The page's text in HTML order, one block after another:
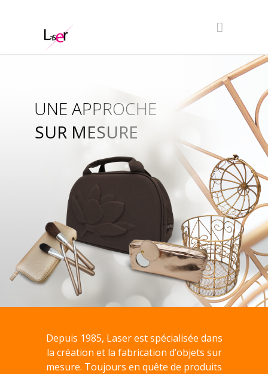
SUR MESURE
UNE APPROCHE
Depuis 1985, Laser est spécialisée dans
la création et la fabrication d’objets sur
mesure. Toujours en quête de produits